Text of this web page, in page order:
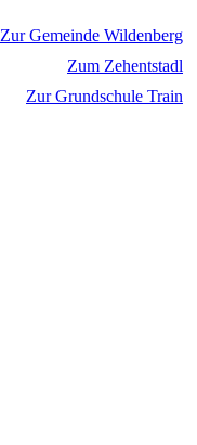
Zur Gemeinde Wildenberg
Zum Zehentstadl
Zur Grundschule Train